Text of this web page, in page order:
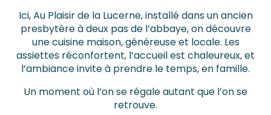
Ici, Au Plaisir de la Lucerne, installé dans un ancien
presbytère à deux pas de l’abbaye, on découvre
une cuisine maison, généreuse et locale. Les
assiettes réconfortent, l’accueil est chaleureux, et
l’ambiance invite à prendre le temps, en famille.
Un moment où l’on se régale autant que l’on se
retrouve.